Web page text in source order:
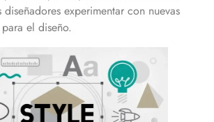
experimentar con nuevas
el diseño.